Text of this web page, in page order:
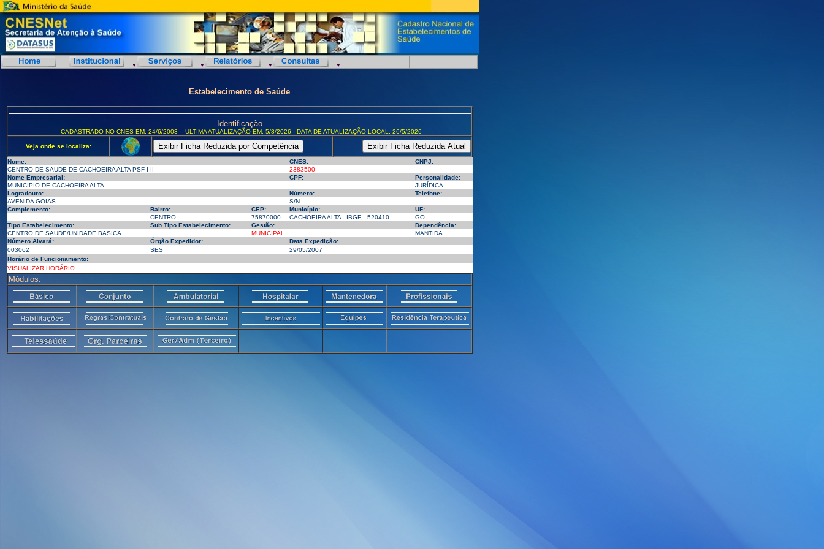
Estabelecimento de Saúde
Identificação
CADASTRADO NO CNES EM: 24/6/2003 ULTIMA ATUALIZAÇÃO EM: 5/8/2026 DATA DE ATUALIZAÇÃO LOCAL: 26/5/2026
Veja onde se localiza:
Nome: CNES:
CNPJ:
CENTRO DE SAUDE DE CACHOEIRA ALTA PSF I II
2383500
Nome Empresarial:
CPF:
Personalidade:
MUNICIPIO DE CACHOEIRA ALTA
--
JURÍDICA
Logradouro:
Número:
Telefone:
AVENIDA GOIAS
S/N
Complemento:
Bairro: CEP: Município:
UF:
CENTRO
75870000 CACHOEIRA ALTA - IBGE - 520410
GO
Tipo Estabelecimento:
Sub Tipo Estabelecimento: Gestão:
Dependência:
CENTRO DE SAUDE/UNIDADE BASICA
MUNICIPAL
MANTIDA
Número Alvará:
Órgão Expedidor:
Data Expedição:
003062
SES
29/05/2007
Horário de Funcionamento:
VISUALIZAR HORÁRIO
Módulos: